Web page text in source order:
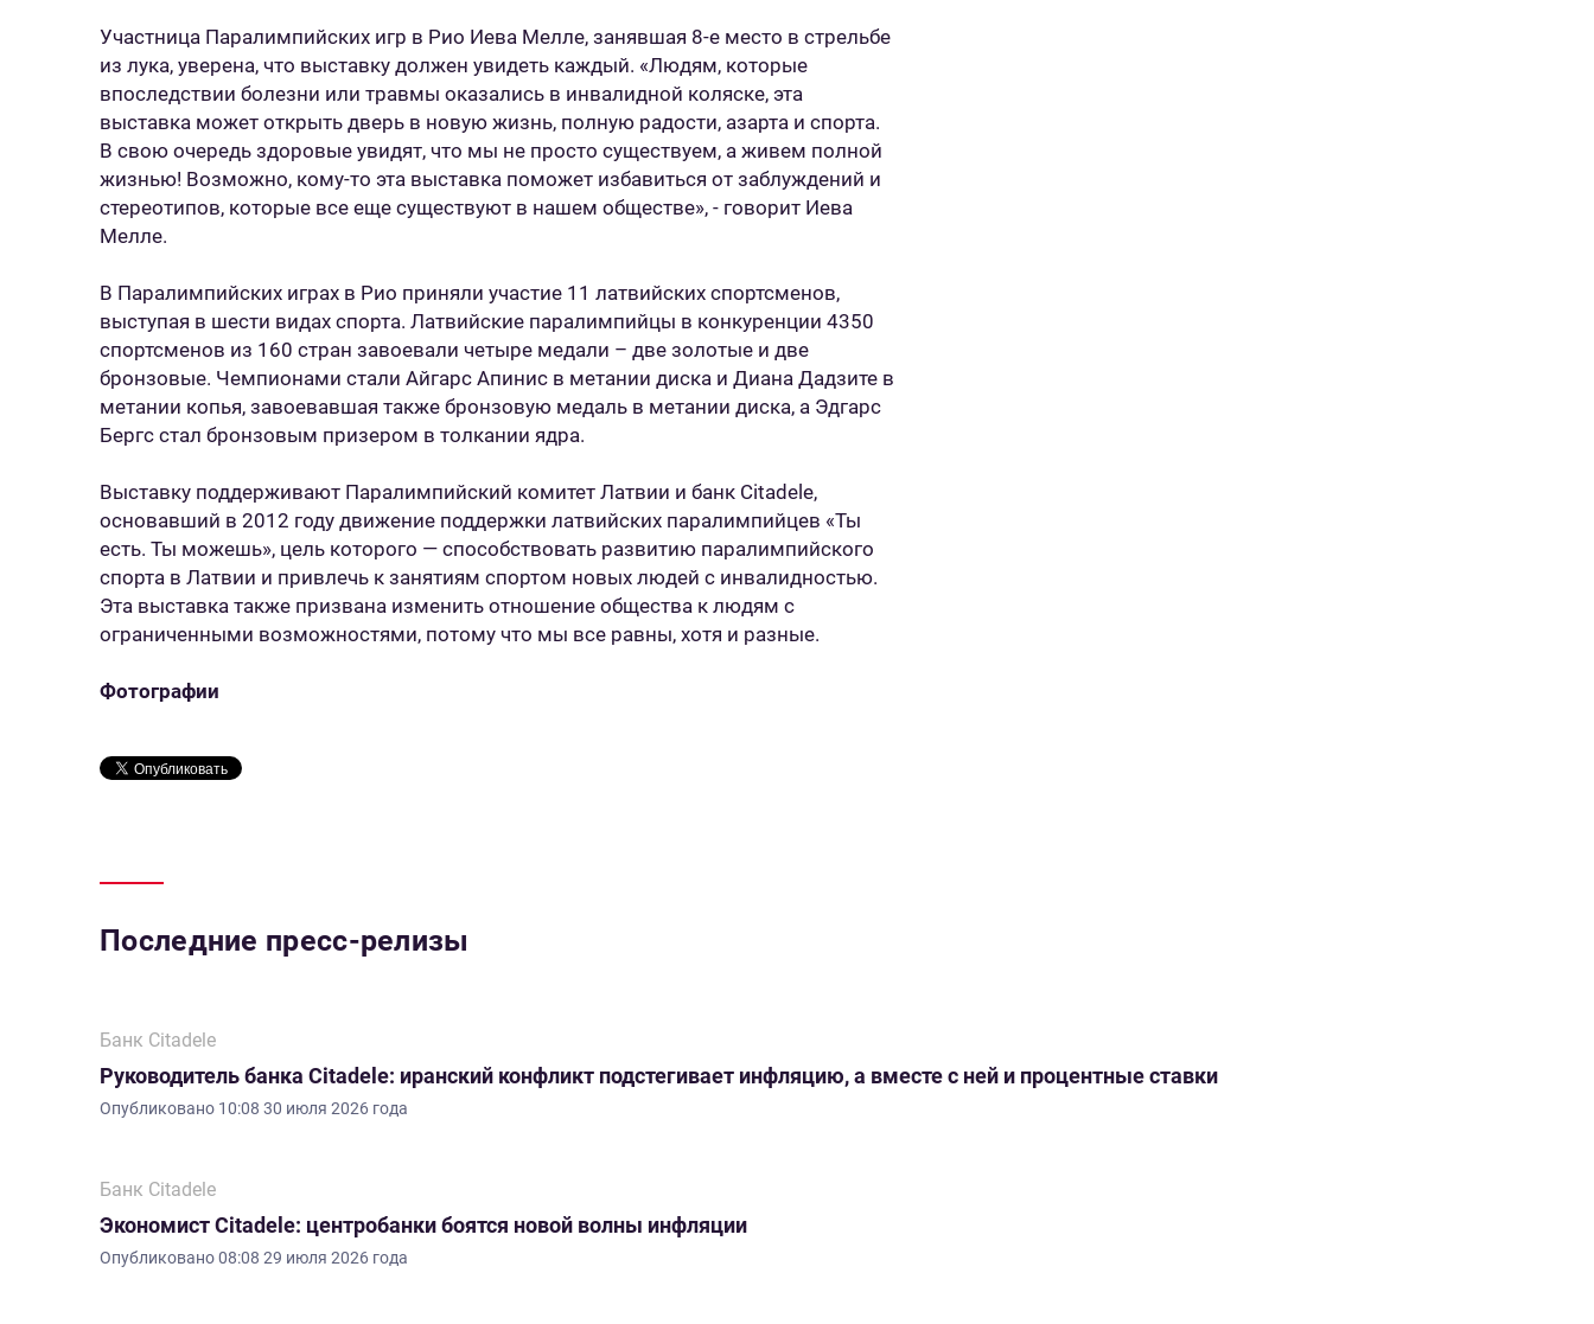
Участница Паралимпийских игр в Рио Иева Мелле, занявшая 8-е место в стрельбе
из лука, уверена, что выставку должен увидеть каждый. «Людям, которые
впоследствии болезни или травмы оказались в инвалидной коляске, эта
выставка может открыть дверь в новую жизнь, полную радости, азарта и спорта.
В свою очередь здоровые увидят, что мы не просто существуем, а живем полной
жизнью! Возможно, кому-то эта выставка поможет избавиться от заблуждений и
стереотипов, которые все еще существуют в нашем обществе», - говорит Иева
Мелле.
В Паралимпийских играх в Рио приняли участие 11 латвийских спортсменов,
выступая в шести видах спорта. Латвийские паралимпийцы в конкуренции 4350
спортсменов из 160 стран завоевали четыре медали – две золотые и две
бронзовые. Чемпионами стали Айгарс Апинис в метании диска и Диана Дадзите в
метании копья, завоевавшая также бронзовую медаль в метании диска, а Эдгарс
Бергс стал бронзовым призером в толкании ядра.
Выставку поддерживают Паралимпийский комитет Латвии и банк Citadele,
основавший в 2012 году движение поддержки латвийских паралимпийцев «Ты
есть. Ты можешь», цель которого — способствовать развитию паралимпийского
спорта в Латвии и привлечь к занятиям спортом новых людей с инвалидностью.
Эта выставка также призвана изменить отношение общества к людям с
ограниченными возможностями, потому что мы все равны, хотя и разные.
Фотографии
Последние пресс-релизы
Банк Citadele
Руководитель банка Citadele: иранский конфликт подстегивает инфляцию, а вместе с ней и процентные ставки
Опубликовано 10:08 30 июля 2026 года
Банк Citadele
Экономист Citadele: центробанки боятся новой волны инфляции
Опубликовано08:08 29 июля 2026 года